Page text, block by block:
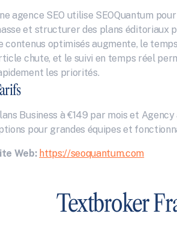
agence SEO utilise SEOQuantum
et structurer des plans éditoriaux
contenus optimisés augmente, le
chute, et le suivi en temps réel
les priorités.
Business à €149 par mois et
pour grandes équipes et
Web: https://seoquantum.com
Textbroker